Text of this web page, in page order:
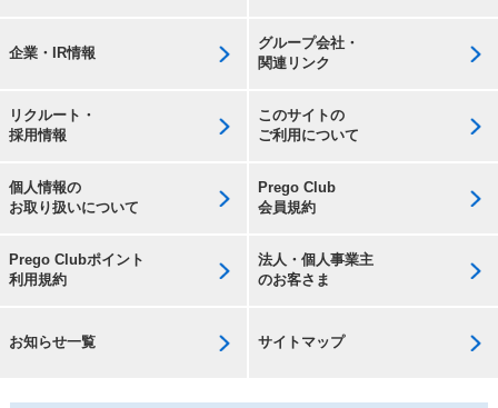
企業・IR情報
グループ会社・
関連リンク
リクルート・
採用情報
このサイトの
ご利用について
個人情報の
お取り扱いについて
Prego Club
会員規約
Prego Clubポイント
利用規約
法人・個人事業主
のお客さま
お知らせ一覧 サイトマップ